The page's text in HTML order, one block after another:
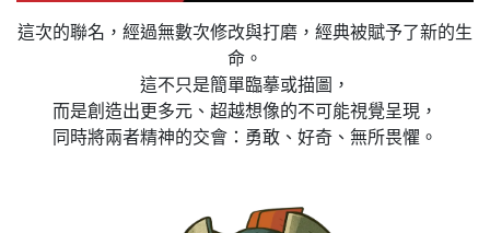
這次的聯名，經過無數次修改與打磨，經典被賦予了新的生
命。
這不只是簡單臨摹或描圖，
而是創造出更多元、超越想像的不可能視覺呈現，
同時將兩者精神的交會：勇敢、好奇、無所畏懼。